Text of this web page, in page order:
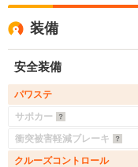
装備
安全装備
パワステ
サポカー
衝突被害軽減ブレーキ
クルーズコントロール